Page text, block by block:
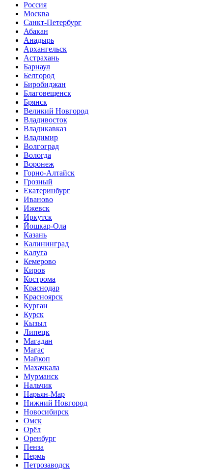
Россия
Москва
Санкт-Петербург
Абакан
Анадырь
Архангельск
Астрахань
Барнаул
Белгород
Биробиджан
Благовещенск
Брянск
Великий Новгород
Владивосток
Владикавказ
Владимир
Волгоград
Вологда
Воронеж
Горно-Алтайск
Грозный
Екатеринбург
Иваново
Ижевск
Иркутск
Йошкар-Ола
Казань
Калининград
Калуга
Кемерово
Киров
Кострома
Краснодар
Красноярск
Курган
Курск
Кызыл
Липецк
Магадан
Магас
Майкоп
Махачкала
Мурманск
Нальчик
Нарьян-Мар
Нижний Новгород
Новосибирск
Омск
Орёл
Оренбург
Пенза
Пермь
Петрозаводск